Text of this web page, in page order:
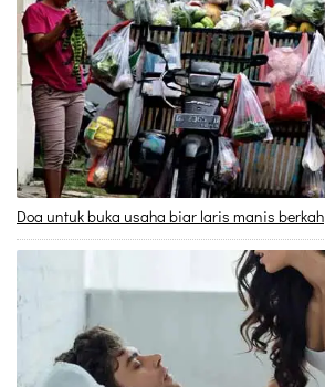
Doa untuk buka usaha biar laris manis berkah